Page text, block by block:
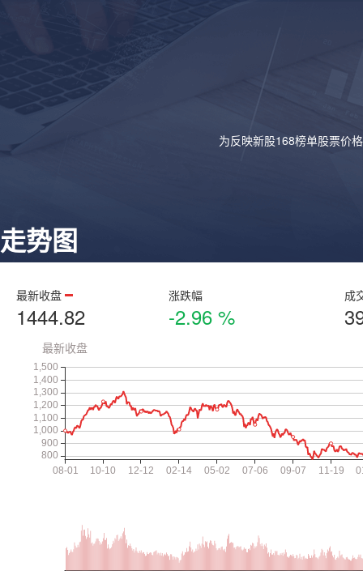
为反映新股168榜单股票价
走势图
最新收盘
1444.82
涨跌幅
-2.96 %
成